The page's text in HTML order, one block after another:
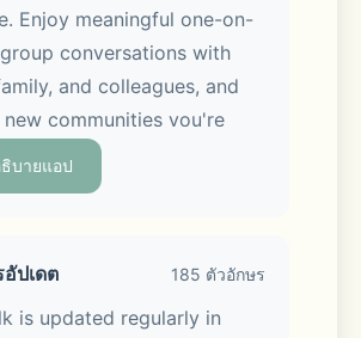
Enjoy meaningful one-on-
conversations with
and colleagues, and
communities you're
in via Open Chat. You can
photos, videos, and files in
บายแอป
ปเดต 185 ตัวอักษร
is updated regularly in